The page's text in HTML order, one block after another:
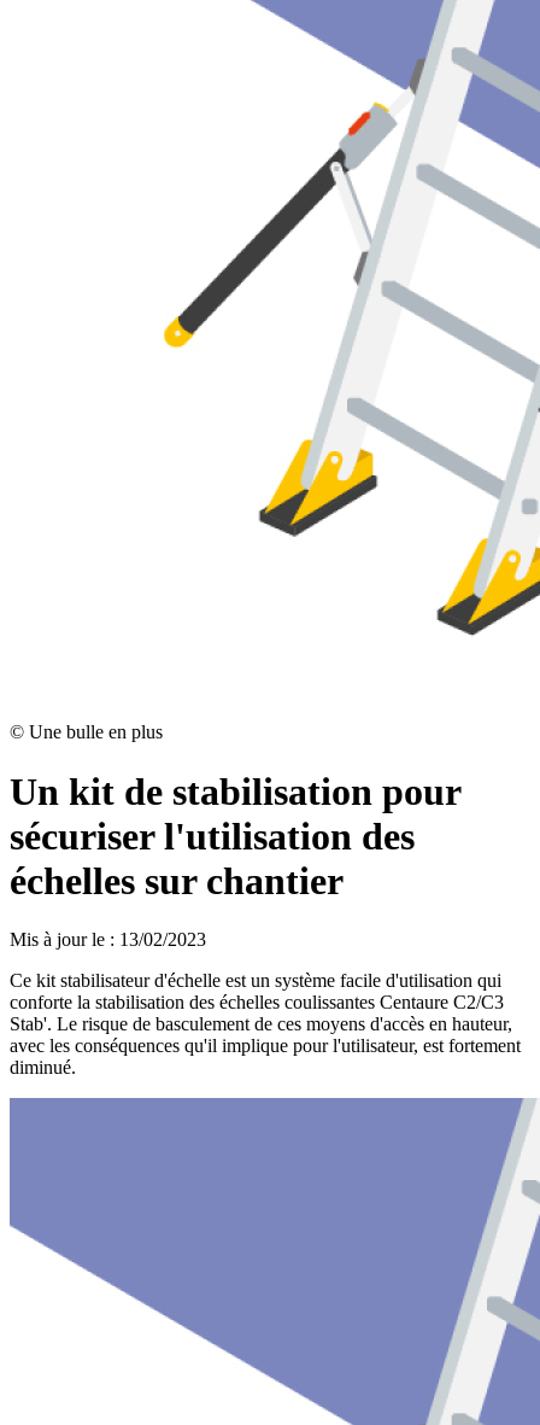
© Une bulle en plus
Un kit de stabilisation pour
sécuriser l'utilisation des
échelles sur chantier
Mis à jour le : 13/02/2023
Ce kit stabilisateur d'échelle est un système facile d'utilisation qui
conforte la stabilisation des échelles coulissantes Centaure C2/C3
Stab'. Le risque de basculement de ces moyens d'accès en hauteur,
avec les conséquences qu'il implique pour l'utilisateur, est fortement
diminué.